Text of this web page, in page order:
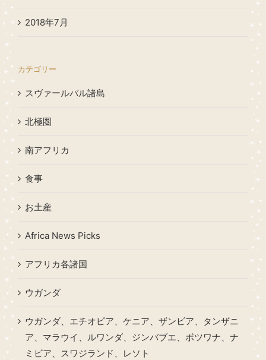
2018年7月
カテゴリー
スヴァールバル諸島
北極圏
南アフリカ
食事
お土産
Africa News Picks
アフリカ各諸国
ウガンダ
ウガンダ、エチオピア、ケニア、ザンビア、タンザニ
ア、マラウイ、ルワンダ、ジンバブエ、ボツワナ、ナ
ミビア、スワジランド、レソト